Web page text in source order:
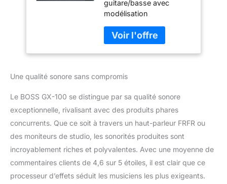
guitare/basse avec
modélisation
de rappel USB Pédale
d'expression Écran
tactile col
Une qualité sonore sans compromis
Le BOSS GX-100 se distingue par sa qualité sonore
exceptionnelle, rivalisant avec des produits phares
concurrents. Que ce soit à travers un haut-parleur FRFR ou
des moniteurs de studio, les sonorités produites sont
incroyablement riches et polyvalentes. Avec une moyenne de
commentaires clients de 4,6 sur 5 étoiles, il est clair que ce
processeur d’effets séduit les musiciens les plus exigeants.